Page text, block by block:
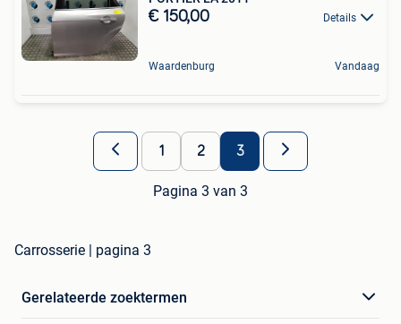
€ 150,00 Details
Waardenburg Vandaag
1 2 3
Pagina 3 van 3
Carrosserie | pagina 3
Gerelateerde zoektermen